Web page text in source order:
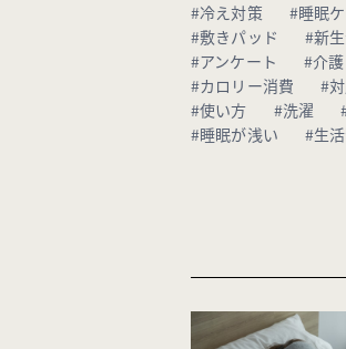
#冷え対策 #睡眠
#敷きパッド
#新
#アンケート
#介護
#カロリー消費
#
#使い方
#洗濯
#睡眠が浅い
#生